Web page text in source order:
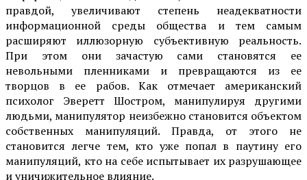
правдой, увеличивают степень неадекватности
информационной среды общества и тем самым
расширяют иллюзорную субъективную реальность.
При этом они зачастую сами становятся ее
невольными пленниками и превращаются из ее
творцов в ее рабов. Как отмечает американский
психолог Эверетт Шостром, манипулируя другими
людьми, манипулятор неизбежно становится объектом
собственных манипуляций. Правда, от этого не
становится легче тем, кто уже попал в паутину его
манипуляций, кто на себе испытывает их разрушающее
и уничижительное влияние.